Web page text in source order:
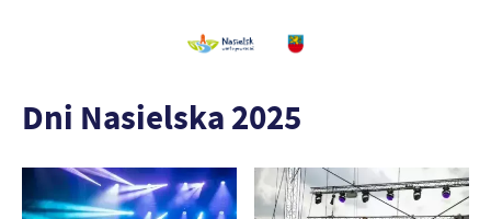
Dni Nasielska 2025